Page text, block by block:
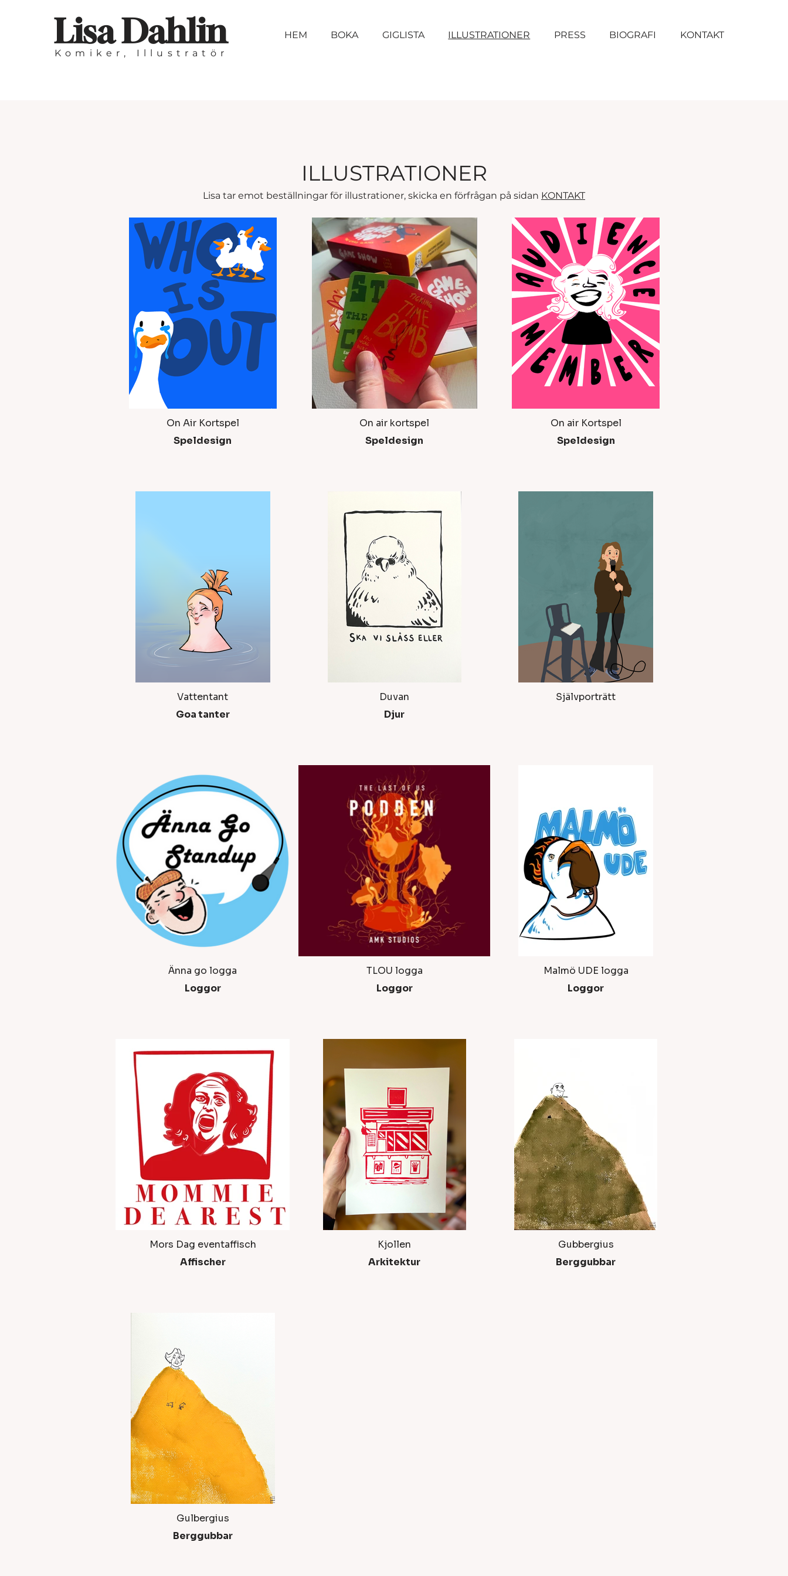
Lisa Dahlin
Komiker, Illustratör
HEM BOKA GIGLISTA ILLUSTRATIONER PRESS BIOGRAFI KONTAKT
ILLUSTRATIONER
Lisa tar emot beställningar för illustrationer, skicka en förfrågan på sidan KONTAKT
On Air Kortspel
Speldesign
On air kortspel
Speldesign
On air Kortspel
Speldesign
Vattentant
Goa tanter
Duvan
Djur
Självporträtt
Änna go logga
Loggor
TLOU logga
Loggor
Malmö UDE logga
Loggor
Mors Dag eventaffisch
Affischer
Kjollen
Arkitektur
Gubbergius
Berggubbar
Gulbergius
Berggubbar